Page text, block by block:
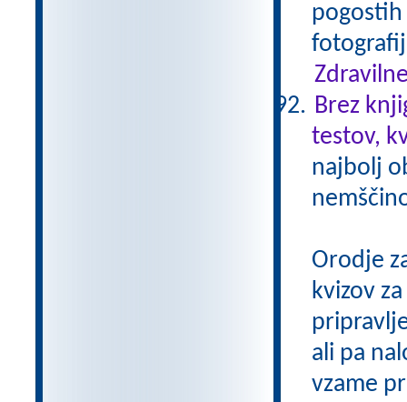
pogostih
Brez
testov,
najbolj
Orodje
kvizov za
ali pa
vzame